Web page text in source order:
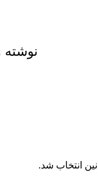
انتخاب شد.